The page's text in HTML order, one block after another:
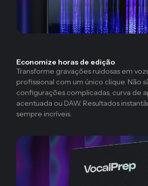
Economize horas de edição
Transforme gravações ruidosas em
profissional com um único clique. Não
configurações complicadas, curva de
acentuada ou DAW. Resultados
sempre incríveis.